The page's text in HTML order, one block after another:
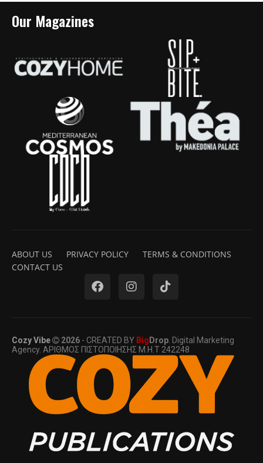
Our Magazines
ABOUT US PRIVACY POLICY
TERMS & CONDITIONS
CONTACT US
Cozy Vibe 2026 - CREATED BY Big Drop. Digital Marketing
Agency. ΑΡΙΘΜΟΣ ΠΙΣΤΟΠΟΙΗΣΗΣ Μ.Η.Τ 242248